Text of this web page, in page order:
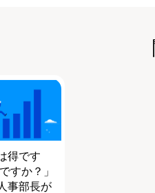
得です
すか？」
事部長が